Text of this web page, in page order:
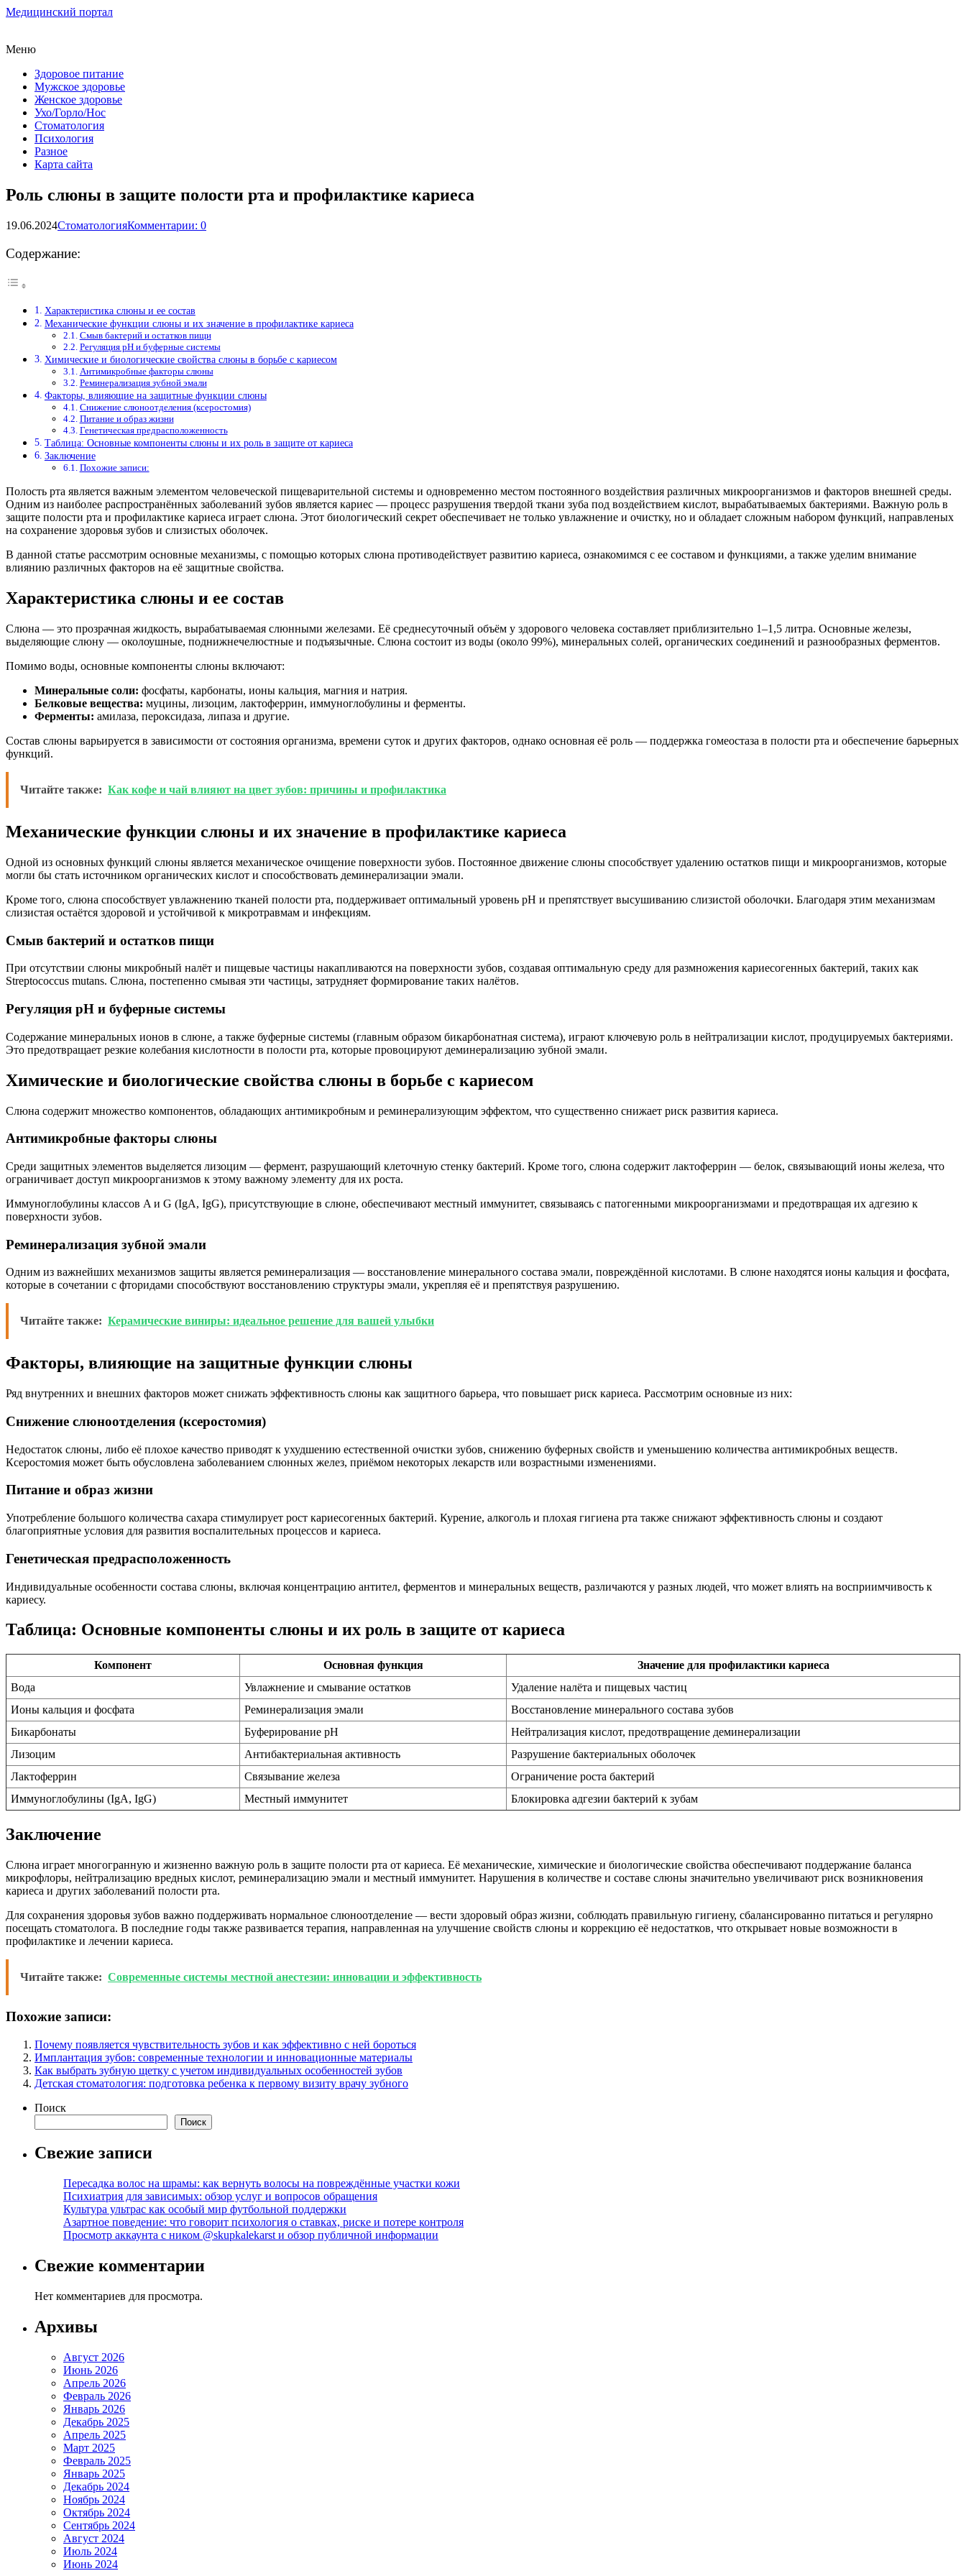
Медицинский портал
Меню
Здоровое питание
Мужское здоровье
Женское здоровье
Ухо/Горло/Нос
Стоматология
Психология
Разное
Карта сайта
Роль слюны в защите полости рта и профилактике кариеса
19.06.2024СтоматологияКомментарии: 0
Содержание:
Характеристика слюны и ее состав
Механические функции слюны и их значение в профилактике кариеса
Смыв бактерий и остатков пищи
Регуляция pH и буферные системы
Химические и биологические свойства слюны в борьбе с кариесом
Антимикробные факторы слюны
Реминерализация зубной эмали
Факторы, влияющие на защитные функции слюны
Снижение слюноотделения (ксеростомия)
Питание и образ жизни
Генетическая предрасположенность
Таблица: Основные компоненты слюны и их роль в защите от кариеса
Заключение
Похожие записи:
Полость рта является важным элементом человеческой пищеварительной системы и одновременно местом постоянного воздействия различных микроорганизмов и факторов внешней среды.
Одним из наиболее распространённых заболеваний зубов является кариес — процесс разрушения твердой ткани зуба под воздействием кислот, вырабатываемых бактериями. Важную роль в
защите полости рта и профилактике кариеса играет слюна. Этот биологический секрет обеспечивает не только увлажнение и очистку, но и обладает сложным набором функций, направленых
на сохранение здоровья зубов и слизистых оболочек.
В данной статье рассмотрим основные механизмы, с помощью которых слюна противодействует развитию кариеса, ознакомимся с ее составом и функциями, а также уделим внимание
влиянию различных факторов на её защитные свойства.
Характеристика слюны и ее состав
Слюна — это прозрачная жидкость, вырабатываемая слюнными железами. Её среднесуточный объём у здорового человека составляет приблизительно 1–1,5 литра. Основные железы,
выделяющие слюну — околоушные, поднижнечелюстные и подъязычные. Слюна состоит из воды (около 99%), минеральных солей, органических соединений и разнообразных ферментов.
Помимо воды, основные компоненты слюны включают:
Минеральные соли: фосфаты, карбонаты, ионы кальция, магния и натрия.
Белковые вещества: муцины, лизоцим, лактоферрин, иммуноглобулины и ферменты.
Ферменты: амилаза, пероксидаза, липаза и другие.
Состав слюны варьируется в зависимости от состояния организма, времени суток и других факторов, однако основная её роль — поддержка гомеостаза в полости рта и обеспечение барьерных
функций.
Читайте также: Как кофе и чай влияют на цвет зубов: причины и профилактика
Механические функции слюны и их значение в профилактике кариеса
Одной из основных функций слюны является механическое очищение поверхности зубов. Постоянное движение слюны способствует удалению остатков пищи и микроорганизмов, которые
могли бы стать источником органических кислот и способствовать деминерализации эмали.
Кроме того, слюна способствует увлажнению тканей полости рта, поддерживает оптимальный уровень pH и препятствует высушиванию слизистой оболочки. Благодаря этим механизмам
слизистая остаётся здоровой и устойчивой к микротравмам и инфекциям.
Смыв бактерий и остатков пищи
При отсутствии слюны микробный налёт и пищевые частицы накапливаются на поверхности зубов, создавая оптимальную среду для размножения кариесогенных бактерий, таких как
Streptococcus mutans. Слюна, постепенно смывая эти частицы, затрудняет формирование таких налётов.
Регуляция pH и буферные системы
Содержание минеральных ионов в слюне, а также буферные системы (главным образом бикарбонатная система), играют ключевую роль в нейтрализации кислот, продуцируемых бактериями.
Это предотвращает резкие колебания кислотности в полости рта, которые провоцируют деминерализацию зубной эмали.
Химические и биологические свойства слюны в борьбе с кариесом
Слюна содержит множество компонентов, обладающих антимикробным и реминерализующим эффектом, что существенно снижает риск развития кариеса.
Антимикробные факторы слюны
Среди защитных элементов выделяется лизоцим — фермент, разрушающий клеточную стенку бактерий. Кроме того, слюна содержит лактоферрин — белок, связывающий ионы железа, что
ограничивает доступ микроорганизмов к этому важному элементу для их роста.
Иммуноглобулины классов A и G (IgA, IgG), присутствующие в слюне, обеспечивают местный иммунитет, связываясь с патогенными микроорганизмами и предотвращая их адгезию к
поверхности зубов.
Реминерализация зубной эмали
Одним из важнейших механизмов защиты является реминерализация — восстановление минерального состава эмали, повреждённой кислотами. В слюне находятся ионы кальция и фосфата,
которые в сочетании с фторидами способствуют восстановлению структуры эмали, укрепляя её и препятствуя разрушению.
Читайте также: Керамические виниры: идеальное решение для вашей улыбки
Факторы, влияющие на защитные функции слюны
Ряд внутренних и внешних факторов может снижать эффективность слюны как защитного барьера, что повышает риск кариеса. Рассмотрим основные из них:
Снижение слюноотделения (ксеростомия)
Недостаток слюны, либо её плохое качество приводят к ухудшению естественной очистки зубов, снижению буферных свойств и уменьшению количества антимикробных веществ.
Ксеростомия может быть обусловлена заболеванием слюнных желез, приёмом некоторых лекарств или возрастными изменениями.
Питание и образ жизни
Употребление большого количества сахара стимулирует рост кариесогенных бактерий. Курение, алкоголь и плохая гигиена рта также снижают эффективность слюны и создают
благоприятные условия для развития воспалительных процессов и кариеса.
Генетическая предрасположенность
Индивидуальные особенности состава слюны, включая концентрацию антител, ферментов и минеральных веществ, различаются у разных людей, что может влиять на восприимчивость к
кариесу.
Таблица: Основные компоненты слюны и их роль в защите от кариеса
Компонент Основная функция
Значение для профилактики кариеса
Вода
Увлажнение и смывание остатков
Удаление налёта и пищевых частиц
Ионы кальция и фосфата
Реминерализация эмали
Восстановление минерального состава зубов
Бикарбонаты
Буферирование pH
Нейтрализация кислот, предотвращение деминерализации
Лизоцим
Антибактериальная активность
Разрушение бактериальных оболочек
Лактоферрин
Связывание железа
Ограничение роста бактерий
Иммуноглобулины (IgA, IgG)
Местный иммунитет Блокировка адгезии бактерий к зубам
Заключение
Слюна играет многогранную и жизненно важную роль в защите полости рта от кариеса. Её механические, химические и биологические свойства обеспечивают поддержание баланса
микрофлоры, нейтрализацию вредных кислот, реминерализацию эмали и местный иммунитет. Нарушения в количестве и составе слюны значительно увеличивают риск возникновения
кариеса и других заболеваний полости рта.
Для сохранения здоровья зубов важно поддерживать нормальное слюноотделение — вести здоровый образ жизни, соблюдать правильную гигиену, сбалансированно питаться и регулярно
посещать стоматолога. В последние годы также развивается терапия, направленная на улучшение свойств слюны и коррекцию её недостатков, что открывает новые возможности в
профилактике и лечении кариеса.
Читайте также: Современные системы местной анестезии: инновации и эффективность
Похожие записи:
Почему появляется чувствительность зубов и как эффективно с ней бороться
Имплантация зубов: современные технологии и инновационные материалы
Как выбрать зубную щетку с учетом индивидуальных особенностей зубов
Детская стоматология: подготовка ребенка к первому визиту врачу зубного
Поиск
Поиск
Свежие записи
Пересадка волос на шрамы: как вернуть волосы на повреждённые участки кожи
Психиатрия для зависимых: обзор услуг и вопросов обращения
Культура ультрас как особый мир футбольной поддержки
Азартное поведение: что говорит психология о ставках, риске и потере контроля
Просмотр аккаунта с ником @skupkalekarst и обзор публичной информации
Свежие комментарии
Нет комментариев для просмотра.
Архивы
Август 2026
Июнь 2026
Апрель 2026
Февраль 2026
Январь 2026
Декабрь 2025
Апрель 2025
Март 2025
Февраль 2025
Январь 2025
Декабрь 2024
Ноябрь 2024
Октябрь 2024
Сентябрь 2024
Август 2024
Июль 2024
Июнь 2024